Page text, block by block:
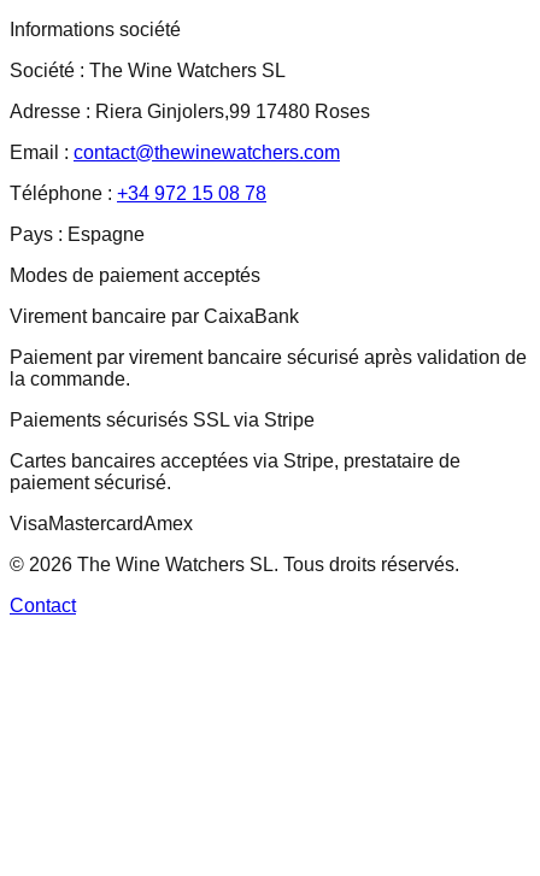
Informations société
Société : The Wine Watchers SL
Adresse : Riera Ginjolers,99 17480 Roses
Email : contact@thewinewatchers.com
Téléphone : +34 972 15 08 78
Pays : Espagne
Modes de paiement acceptés
Virement bancaire par CaixaBank
Paiement par virement bancaire sécurisé après validation de
la commande.
Paiements sécurisés SSL via Stripe
Cartes bancaires acceptées via Stripe, prestataire de
paiement sécurisé.
VisaMastercardAmex
© 2026 The Wine Watchers SL. Tous droits réservés.
Contact